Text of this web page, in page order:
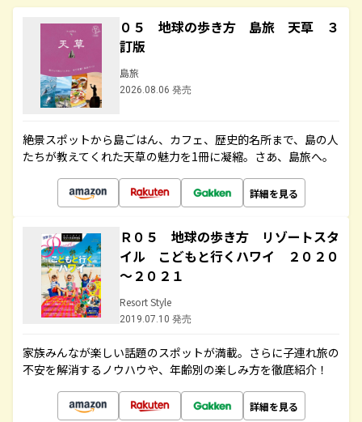
０５ 地球の歩き方 島旅 天草 ３
訂版
島旅
2026.08.06 発売
絶景スポットから島ごはん、カフェ、歴史的名所まで、島の人
たちが教えてくれた天草の魅力を1冊に凝縮。さあ、島旅へ。
詳細を見る
Ｒ０５ 地球の歩き方 リゾートスタ
イル こどもと行くハワイ ２０２０
～２０２１
Resort Style
2019.07.10 発売
家族みんなが楽しい話題のスポットが満載。さらに子連れ旅の
不安を解消するノウハウや、年齢別の楽しみ方を徹底紹介！
詳細を見る